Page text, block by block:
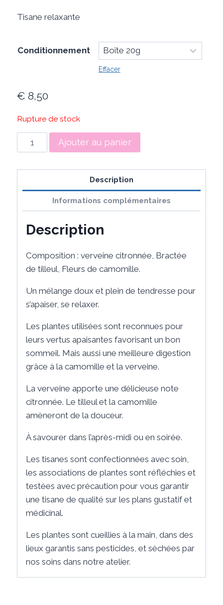
€ 8,00
à
€ 8,50
Tisane relaxante
Conditionnement
Effacer
€ 8,50
Rupture de stock
quantité
de
Ajouter au panier
Description
Informations complémentaires
Description
Composition : verveine citronnée, Bractée
de tilleul, Fleurs de camomille.
Un mélange doux et plein de tendresse pour
s’apaiser, se relaxer.
Les plantes utilisées sont reconnues pour
leurs vertus apaisantes favorisant un bon
sommeil. Mais aussi une meilleure digestion
grâce à la camomille et la verveine.
La verveine apporte une délicieuse note
citronnée. Le tilleul et la camomille
amèneront de la douceur.
À savourer dans l’après-midi ou en soirée.
Les tisanes sont confectionnées avec soin,
les associations de plantes sont réfléchies et
testées avec précaution pour vous garantir
une tisane de qualité sur les plans gustatif et
médicinal.
Les plantes sont cueillies à la main, dans des
lieux garantis sans pesticides, et séchées par
nos soins dans notre atelier.